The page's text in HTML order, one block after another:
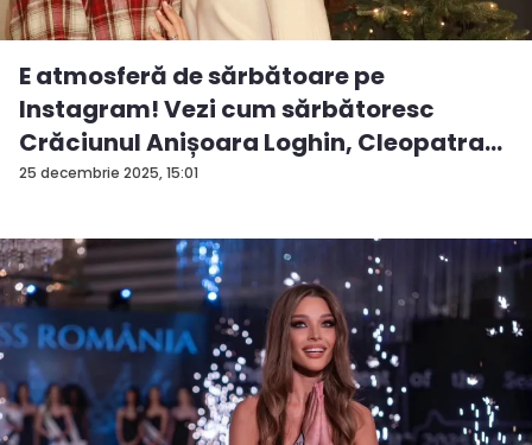
25 decembrie 2025, 15:01
E atmosferă de sărbătoare pe
Instagram! Vezi cum sărbătoresc
Crăciunul Anișoara Loghin, Cleopatra
S...